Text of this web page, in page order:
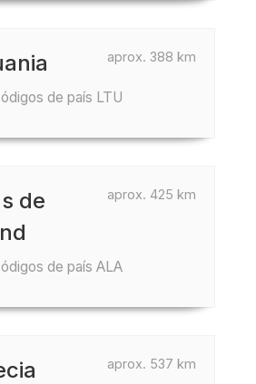
aprox. 388 km
de país LTU
aprox. 425 km
de
de país ALA
aprox. 537 km